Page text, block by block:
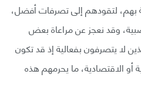
بهم، لتقودهم إلى تصرفات أفضل،
وقد نعجز عن مراعاة بعض
لا يتصرفون بفعالية إذ قد تكون
الاقتصادية، ما يحرمهم هذه